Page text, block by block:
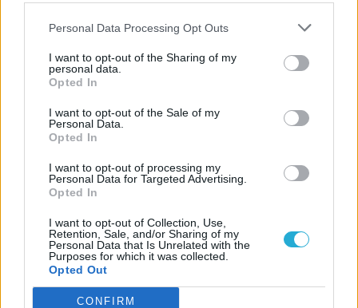
Personal Data Processing Opt Outs
I want to opt-out of the Sharing of my
personal data.
Opted In
I want to opt-out of the Sale of my
Personal Data.
Opted In
I want to opt-out of processing my
Personal Data for Targeted Advertising.
Opted In
I want to opt-out of Collection, Use,
Retention, Sale, and/or Sharing of my
Personal Data that Is Unrelated with the
Purposes for which it was collected.
Opted Out
CONFIRM
táplálkozási szokásokat keresel, vagy ha
egyszerűen csak valami különleges
gasztronómiai élményre vágysz.
A modern kor technológiai fejlődése
lehetővé teszi, hogy hagyományos
módszerekkel, de mégis a kor elvárásainak
megfelelő minőségi termékeket juttassunk
el a vásárlókhoz. Ha a Nektárfarm
termékeinek kínálatára vagy kíváncsi, nézz
szét weboldalukon, hogy megismerhesd
különleges mézeiket és más méhészeti
termékeiket!